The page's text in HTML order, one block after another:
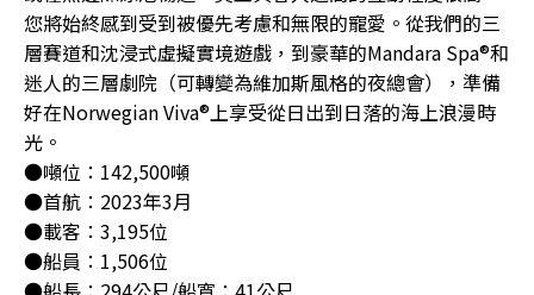
您將始終感到受到被優先考慮和無限的寵愛。從我們的三
層賽道和沈浸式虛擬實境遊戲，到豪華的Mandara Spa®和
迷人的三層劇院（可轉變為維加斯風格的夜總會），準備
好在Norwegian Viva®上享受從日出到日落的海上浪漫時
光。
●噸位：142,500噸
●首航：2023年3月
●載客：3,195位
●船員：1,506位